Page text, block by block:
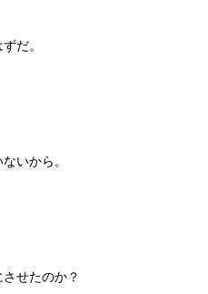
だ。
いから。
せたのか？